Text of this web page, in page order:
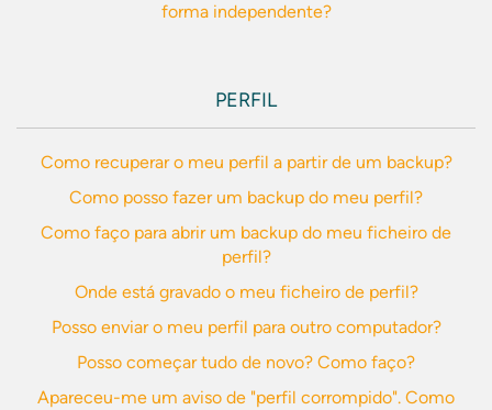
forma independente?
PERFIL
Como recuperar o meu perfil a partir de um backup?
Como posso fazer um backup do meu perfil?
Como faço para abrir um backup do meu ficheiro de
perfil?
Onde está gravado o meu ficheiro de perfil?
Posso enviar o meu perfil para outro computador?
Posso começar tudo de novo? Como faço?
Apareceu-me um aviso de "perfil corrompido". Como